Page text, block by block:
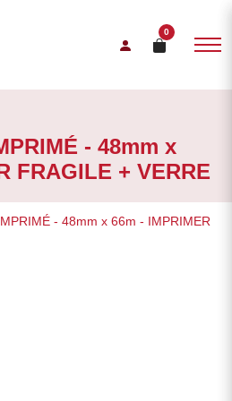
0
- 48mm x
FRAGILE + VERRE
- 48mm x 66m - IMPRIMER